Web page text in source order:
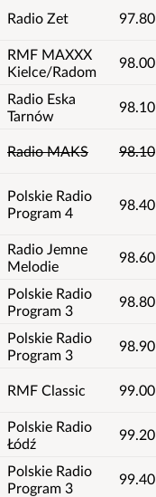
Radio Zet 97.80
RMF MAXXX
Kielce/Radom
98.00
Radio Eska
Tarnów
98.10
Radio MAKS 98.10
Polskie Radio
Program 4
98.40
Radio Jemne
Melodie
98.60
Polskie Radio
Program 3
98.80
Polskie Radio
Program 3
98.90
RMF Classic 99.00
Polskie Radio
Łódź
99.20
Polskie Radio
Program 3
99.40